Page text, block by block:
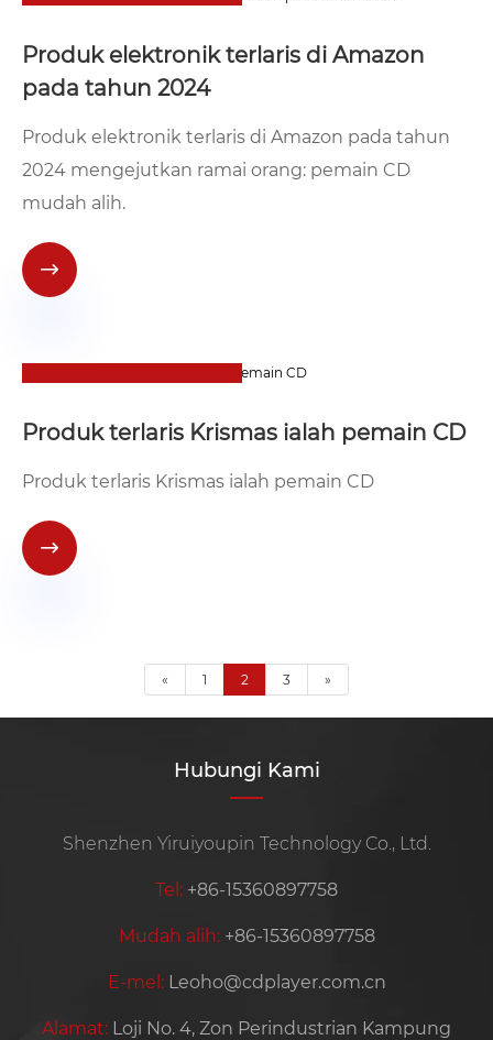
Produk elektronik terlaris di Amazon
pada tahun 2024
Produk elektronik terlaris di Amazon pada tahun
2024 mengejutkan ramai orang: pemain CD
mudah alih.

Produk terlaris Krismas ialah pemain CD
Produk terlaris Krismas ialah pemain CD

« 1 2 3 »
Hubungi Kami
Shenzhen Yiruiyoupin Technology Co., Ltd.
Tel: +86-15360897758
Mudah alih: +86-15360897758
E-mel: Leoho@cdplayer.com.cn
Alamat: Loji No. 4, Zon Perindustrian Kampung